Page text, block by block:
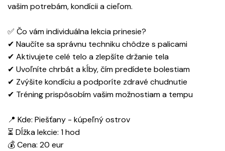
vašim potrebám, kondícii a cieľom.
✅ Čo vám individuálna lekcia prinesie?
✔ Naučíte sa správnu techniku chôdze s palicami
✔ Aktivujete celé telo a zlepšíte držanie tela
✔ Uvoľníte chrbát a kĺby, čím predídete bolestiam
✔ Zvýšite kondíciu a podporíte zdravé chudnutie
✔ Tréning prispôsobím vašim možnostiam a tempu
📍 Kde: Piešťany - kúpeľný ostrov
⏳ Dĺžka lekcie: 1 hod
💰 Cena: 20 eur